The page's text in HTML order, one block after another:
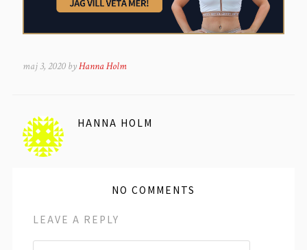
maj 3, 2020 byHanna Holm
HANNA HOLM
NO COMMENTS
LEAVE A REPLY